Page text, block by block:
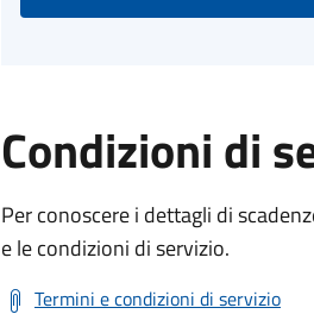
Condizioni di
Per conoscere i dettagli di
e le condizioni di servizio.
Termini e condizioni di servizio